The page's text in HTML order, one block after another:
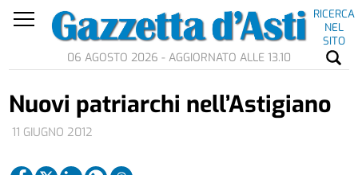
RICERCA
NEL
SITO
06 AGOSTO 2026 - AGGIORNATO ALLE 13.10
11 GIUGNO 2012
Nuovi patriarchi nell’Astigiano